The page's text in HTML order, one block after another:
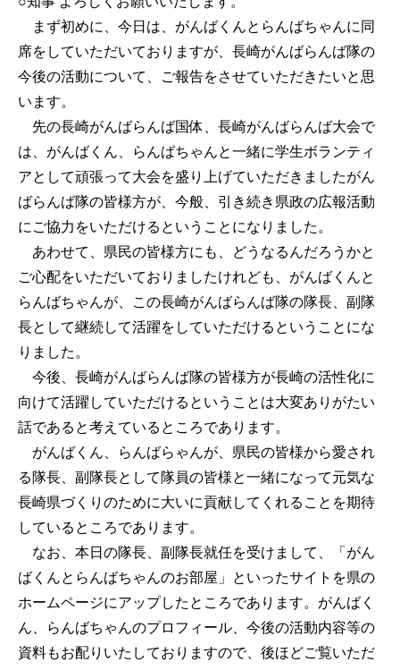
まず初めに、今日は、がんばくんとらんばちゃんに同
席をしていただいておりますが、長崎がんばらんば隊の
今後の活動について、ご報告をさせていただきたいと思
います。
先の長崎がんばらんば国体、長崎がんばらんば大会で
は、がんばくん、らんばちゃんと一緒に学生ボランティ
アとして頑張って大会を盛り上げていただきましたがん
ばらんば隊の皆様方が、今般、引き続き県政の広報活動
にご協力をいただけるということになりました。
あわせて、県民の皆様方にも、どうなるんだろうかと
ご心配をいただいておりましたけれども、がんばくんと
らんばちゃんが、この長崎がんばらんば隊の隊長、副隊
長として継続して活躍をしていただけるということにな
りました。
今後、長崎がんばらんば隊の皆様方が長崎の活性化に
向けて活躍していただけるということは大変ありがたい
話であると考えているところであります。
がんばくん、らんばらゃんが、県民の皆様から愛され
る隊長、副隊長として隊員の皆様と一緒になって元気な
長崎県づくりのために大いに貢献してくれることを期待
しているところであります。
なお、本日の隊長、副隊長就任を受けまして、「がん
ばくんとらんばちゃんのお部屋」といったサイトを県の
ホームページにアップしたところであります。がんばく
ん、らんばちゃんのプロフィール、今後の活動内容等の
資料もお配りいたしておりますので、後ほどご覧いただ